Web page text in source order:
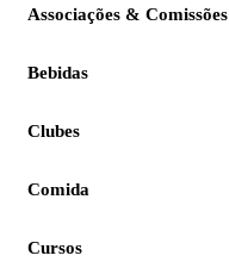
Associações & Comissões
Bebidas
Clubes
Comida
Cursos